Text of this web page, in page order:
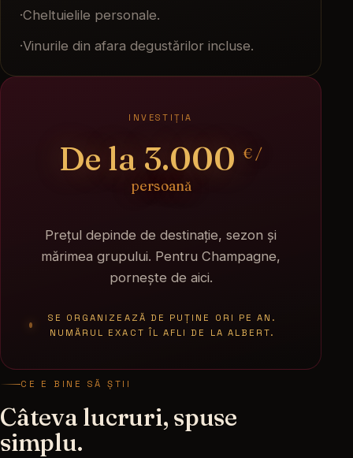
·Cheltuielile personale.
·Vinurile din afara degustărilor incluse.
INVESTIȚIA
De la 3.000 € /
persoană
Prețul depinde de destinație, sezon și
mărimea grupului. Pentru Champagne,
pornește de aici.
SE ORGANIZEAZĂ DE PUȚINE ORI PE AN.
NUMĂRUL EXACT ÎL AFLI DE LA ALBERT.
CE E BINE SĂ ȘTII
Câteva lucruri, spuse
simplu.